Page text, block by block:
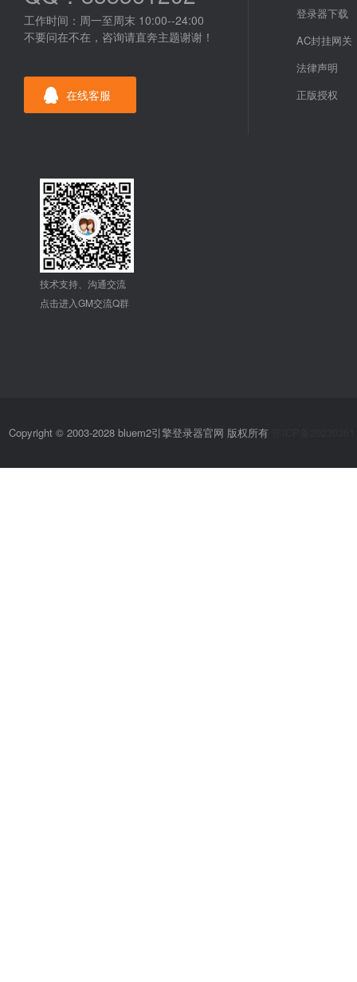
工作时间：周一至周末 10:00--24:00
不要问在不在，咨询请直奔主题谢谢！
在线客服
登录器下载
AC封挂网关
法律声明
正版授权
技术支持、沟通交流
点击进入GM交流Q群
Copyright © 2003-2028 bluem2引擎登录器官网 版权所有